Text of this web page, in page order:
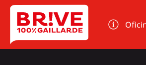
Panel de gestión de cookies